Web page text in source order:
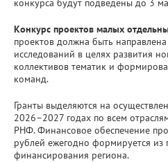
конкурса будут подведены до 3
Конкурс проектов малых
проектов должна быть
исследований в целях развития
коллективов тематик и
команд.
Гранты выделяются на
2026–2027 годах по всем
РНФ. Финансовое обеспечение
рублей ежегодно формируется из
финансирования региона.